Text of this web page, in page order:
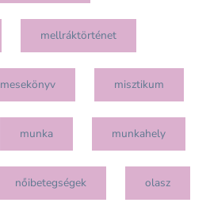
mellráktörténet
mesekönyv misztikum
munka munkahely
nőibetegségek olasz